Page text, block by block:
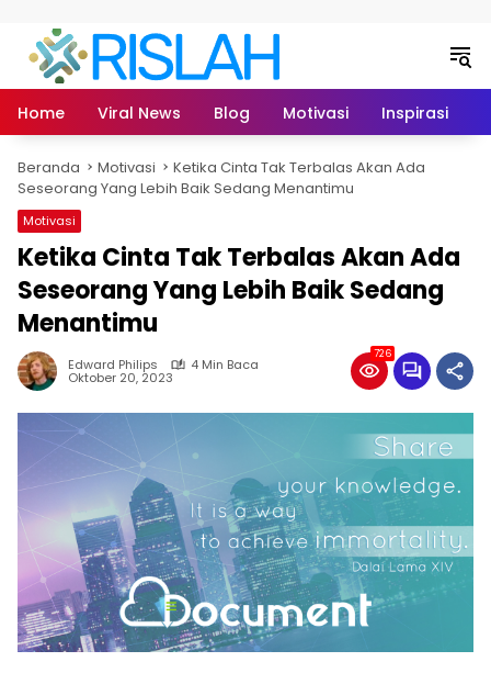
Home Viral News Blog Motivasi Inspirasi
Beranda Motivasi
Ketika Cinta Tak Terbalas Akan Ada
Seseorang Yang Lebih Baik Sedang Menantimu
Motivasi
Ketika Cinta Tak Terbalas Akan Ada
Seseorang Yang Lebih Baik Sedang
Menantimu
Edward Philips 4 Min Baca
Oktober 20, 2023
726